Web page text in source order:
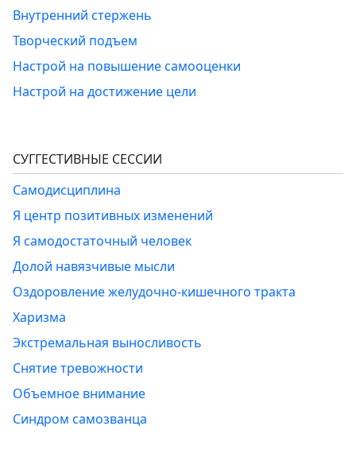
Внутренний стержень
Творческий подъем
Настрой на повышение самооценки
Настрой на достижение цели
СУГГЕСТИВНЫЕ СЕССИИ
Самодисциплина
Я центр позитивных изменений
Я самодостаточный человек
Долой навязчивые мысли
Оздоровление желудочно-кишечного тракта
Харизма
Экстремальная выносливость
Снятие тревожности
Объемное внимание
Синдром самозванца